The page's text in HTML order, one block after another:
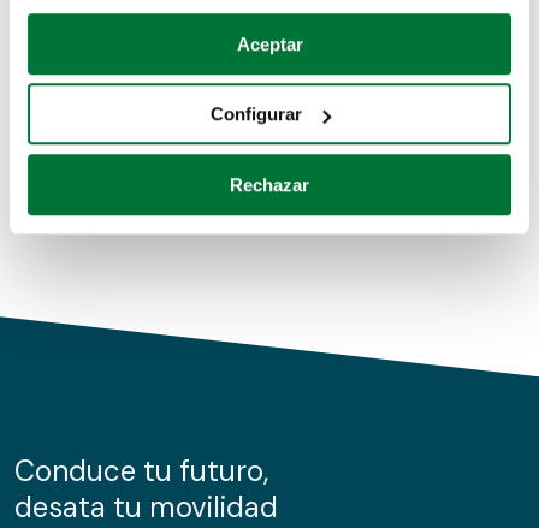
Si lo permite, también quisiéramos:
Recopilar información sobre su ubicación geográfica
Identificar su dispositivo analizándolo activamente
para buscar características específicas (huellas
Obtenga más información sobre cómo se procesan sus
de cookies.
información sobre el uso que haga del sitio web con
nuestros partners de redes sociales, publicidad y análisis
Aceptar
Configurar
Rechazar
Coches de segunda mano
Coches de km0
Conduce tu futuro,
desata tu movilidad